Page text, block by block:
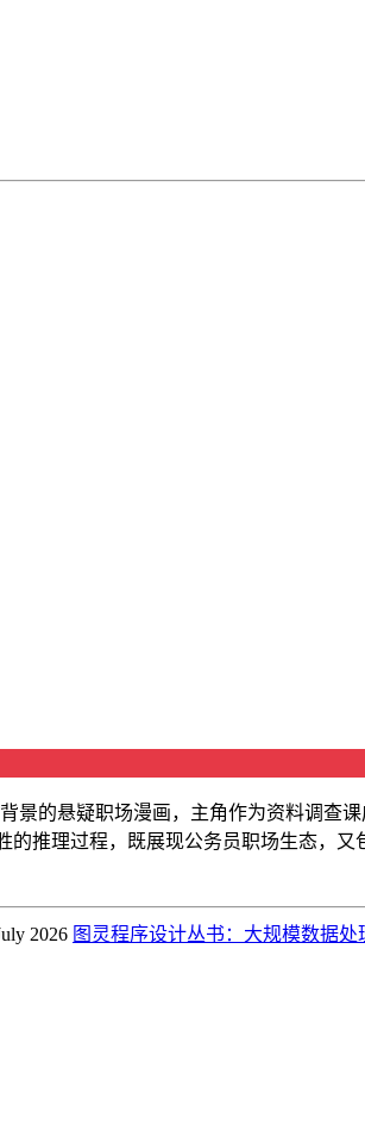
景的悬疑职场漫画，主角作为资料调查
推理过程，既展现公务员职场生态，
2026 图灵程序设计丛书：大规模数据